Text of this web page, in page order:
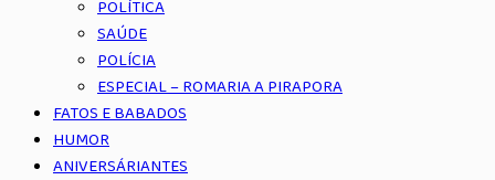
POLÍTICA
SAÚDE
POLÍCIA
ESPECIAL – ROMARIA A PIRAPORA
FATOS E BABADOS
HUMOR
ANIVERSÁRIANTES